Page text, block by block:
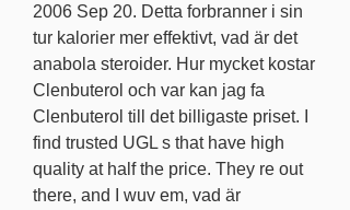
2006 Sep 20. Detta forbranner i sin
tur kalorier mer effektivt, vad är det
anabola steroider. Hur mycket kostar
Clenbuterol och var kan jag fa
Clenbuterol till det billigaste priset. I
find trusted UGL s that have high
quality at half the price. They re out
there, and I wuv em, vad är